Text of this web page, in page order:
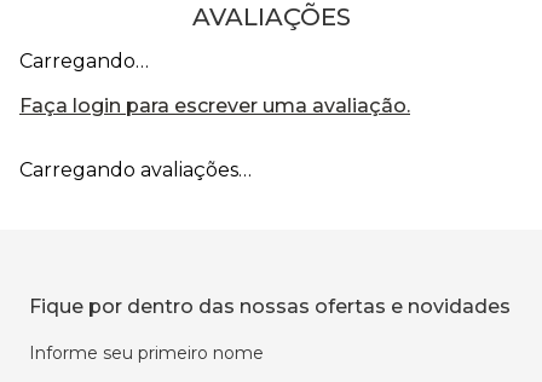
AVALIAÇÕES
Carregando…
Faça login para escrever uma avaliação.
Carregando avaliações…
Fique por dentro das nossas ofertas e novidades
Informe seu primeiro nome